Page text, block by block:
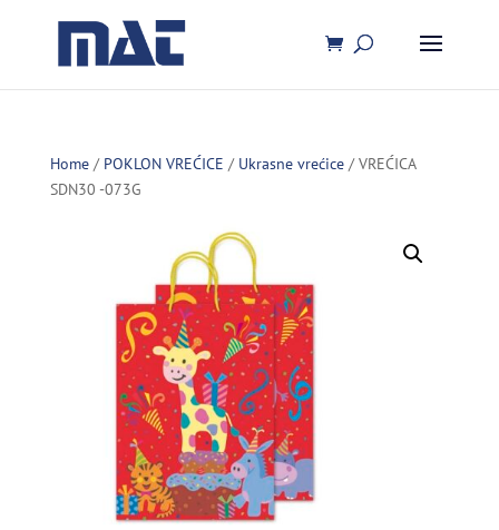
Home/ POKLON VREĆICE / Ukrasne vrećice/ VREĆICA
SDN30 -073G